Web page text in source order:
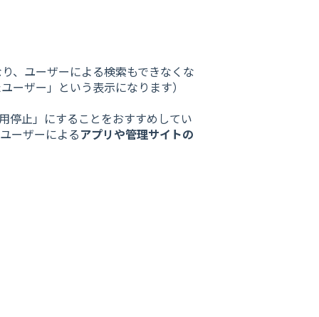
、ユーザーによる検索もできなくな
ーザー」という表示になります）
停止」にすることをおすすめしてい
ユーザーによるアプリや管理サイトの